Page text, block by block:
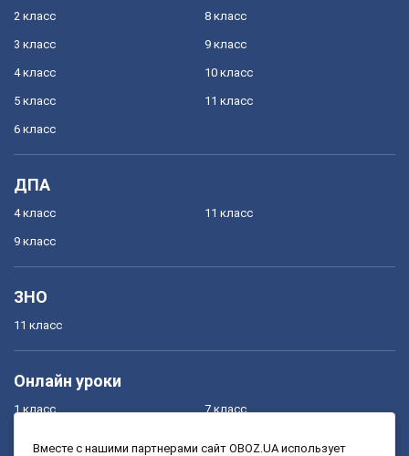
2 класс
3 класс
4 класс
5 класс
6 класс
8 класс
9 класс
10 класс
11 класс
ДПА
4 класс
9 класс
11 класс
ЗНО
11 класс
Онлайн уроки
1 класс 7 класс
Вместе с нашими партнерами сайт OBOZ.UA использует